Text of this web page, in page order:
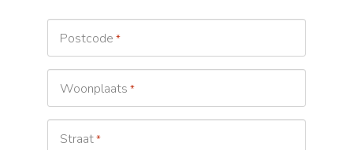
Postcode *
Woonplaats *
Straat*